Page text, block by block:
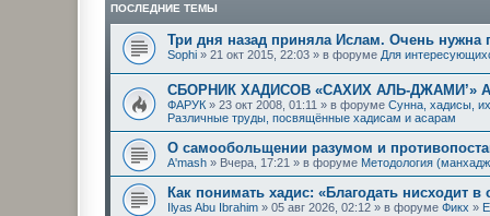
ПОСЛЕДНИЕ ТЕМЫ
Три дня назад приняла Ислам. Очень нужна
Sophi » 21 окт 2015, 22:03 » в форуме Для
СБОРНИК ХАДИСОВ «САХИХ АЛЬ-ДЖАМИ’»
ФАРУК » 23 окт 2008, 01:11 » в форуме Сунна, хадисы,
Различные труды, посвящённые хадисам и асарам
О самообольщении разумом и
A'mash » Вчера, 17:21 » в форуме Методология
Как понимать хадис: «Благодать нисходит
Ilyas Abu Ibrahim » 05 авг 2026, 02:12 » в форуме Фикх »